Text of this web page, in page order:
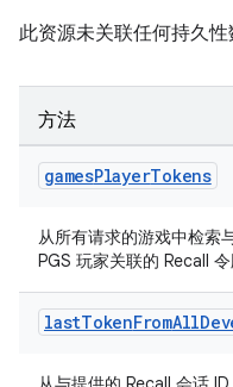
此资源未关联任何持久性
方法
gamesPlayerTokens
从所有请求的游戏中检索
PGS 玩家关联的 Recall 令
lastTokenFromAll